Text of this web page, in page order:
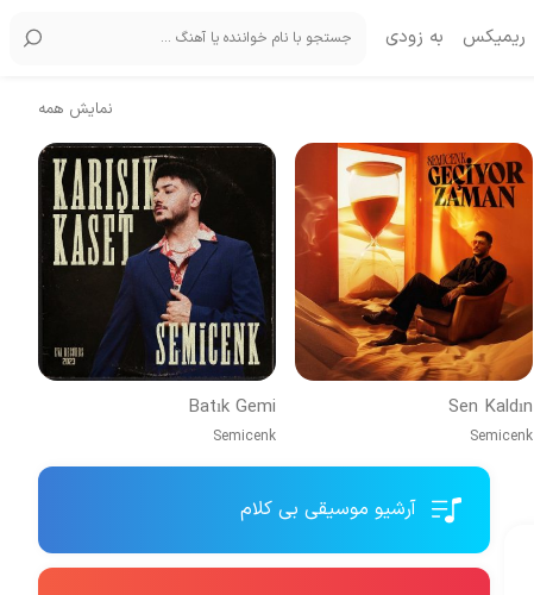
ریمیکس به زودی
نمایش همه
Sen Kaldın
Semicenk
Batık Gemi
Semicenk
آرشیو موسیقی بی کلام